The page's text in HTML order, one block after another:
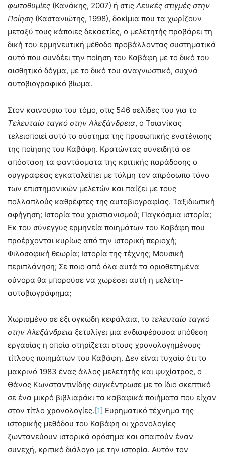
φωτοθυμίες (Κανάκης, 2007) ή στις Λευκές στιγμές στην
Ποίηση (Καστανιώτης, 1998), δοκίμια που τα χωρίζουν
μεταξύ τους κάποιες δεκαετίες, ο μελετητής προβάρει τη
δική του ερμηνευτική μέθοδο προβάλλοντας συστηματικά
αυτό που συνδέει την ποίηση του Καβάφη με το δικό του
αισθητικό δόγμα, με το δικό του αναγνωστικό, συχνά
αυτοβιογραφικό βίωμα.
Στον καινούριο του τόμο, στις 546 σελίδες του για το
Τελευταίο ταγκό στην Αλεξάνδρεια, ο Τσιανίκας
τελειοποιεί αυτό το σύστημα της προσωπικής ενατένισης
της ποίησης του Καβάφη. Κρατώντας συνειδητά σε
απόσταση τα φαντάσματα της κριτικής παράδοσης ο
συγγραφέας εγκαταλείπει με τόλμη τον απρόσωπο τόνο
των επιστημονικών μελετών και παίζει με τους
πολλαπλούς καθρέφτες της αυτοβιογραφίας. Ταξιδιωτική
αφήγηση; Ιστορία του χριστιανισμού; Παγκόσμια ιστορία;
Εκ του σύνεγγυς ερμηνεία ποιημάτων του Καβάφη που
προέρχονται κυρίως από την ιστορική περιοχή;
Φιλοσοφική θεωρία; Ιστορία της τέχνης; Μουσική
περιπλάνηση; Σε ποιο από όλα αυτά τα οριοθετημένα
σύνορα θα μπορούσε να χωρέσει αυτή η μελέτη-
αυτοβιογράφημα;
Χωρισμένο σε έξι ογκώδη κεφάλαια, το τελευταίο ταγκό
στην Αλεξάνδρεια ξετυλίγει μια ενδιαφέρουσα υπόθεση
εργασίας η οποία στηρίζεται στους χρονολογημένους
τίτλους ποιημάτων του Καβάφη. Δεν είναι τυχαίο ότι το
μακρινό 1983 ένας άλλος μελετητής και ψυχίατρος, ο
Θάνος Κωνσταντινίδης συγκέντρωσε με το ίδιο σκεπτικό
σε ένα μικρό βιβλιαράκι τα καβαφικά ποιήματα που είχαν
στον τίτλο χρονολογίες.[1] Ευρηματικό τέχνημα της
ιστορικής μεθόδου του Καβάφη οι χρονολογίες
ζωντανεύουν ιστορικά ορόσημα και απαιτούν έναν
συνεχή, κριτικό διάλογο με την ιστορία. Αυτόν τον